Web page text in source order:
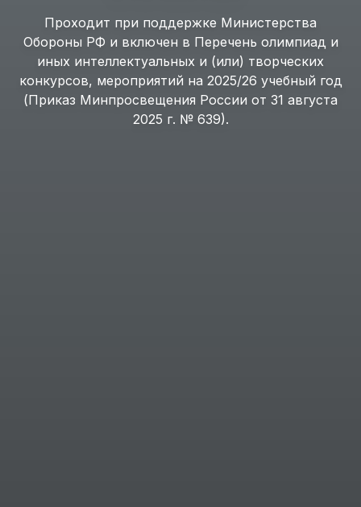
Проходит при поддержке Министерства
Обороны РФ и включен в Перечень олимпиад и
иных интеллектуальных и (или) творческих
конкурсов, мероприятий на 2025/26 учебный год
(Приказ Минпросвещения России от 31 августа
2025 г. № 639).